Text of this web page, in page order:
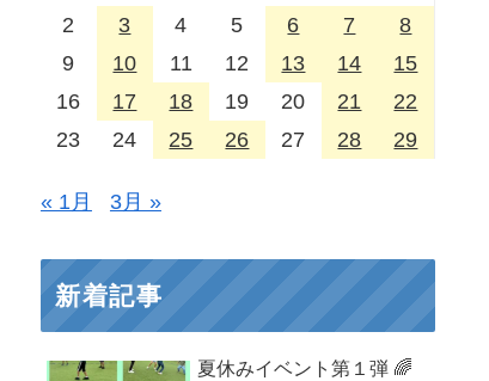
2
3 4 5 6 7
8
9
10 11 12 13 14
15
16
17 18 19 20 21
22
23
24 25 26 27 28 29
« 1月 3月 »
新着記事
夏休みイベント第１弾 🌈